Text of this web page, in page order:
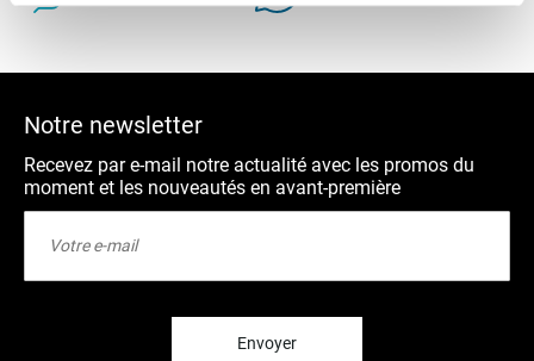
Notre newsletter
Recevez par e-mail notre actualité avec les promos du
moment et les nouveautés en avant-première
Envoyer